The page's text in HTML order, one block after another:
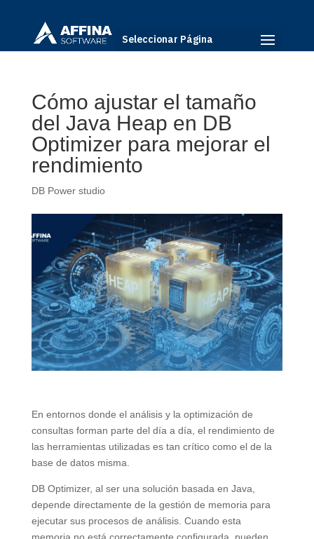
Seleccionar Página
Cómo ajustar el tamaño
del Java Heap en DB
Optimizer para mejorar el
rendimiento
DB Power studio
En entornos donde el análisis y la optimización de
consultas forman parte del día a día, el rendimiento de
las herramientas utilizadas es tan crítico como el de la
base de datos misma.
DB Optimizer, al ser una solución basada en Java,
depende directamente de la gestión de memoria para
ejecutar sus procesos de análisis. Cuando esta